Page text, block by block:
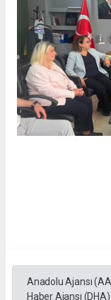
Anadolu Ajansı
Haber Ajansı